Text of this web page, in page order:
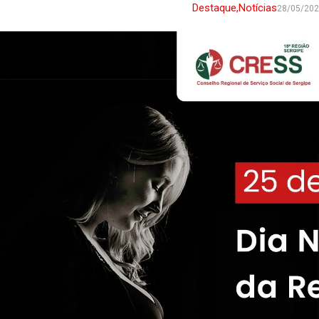
Destaque,Notícias28/05/